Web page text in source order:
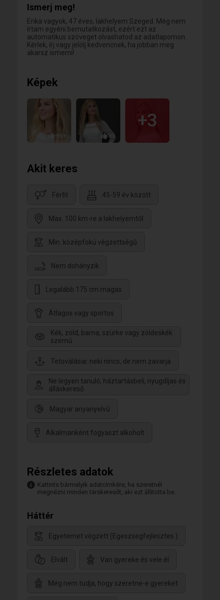
Ismerj meg!
Erika vagyok, 47 éves, lakhelyem Szeged. Még nem
írtam egyéni bemutatkozást, ezért ezt az
automatikus szöveget olvashatod az adatlapomon.
Kérlek, írj vagy jelölj kedvencnek, ha jobban meg
akarsz ismerni!
Képek
99+ 85
+3
Akit keres
Férfit 45-59 év között
Max. 100 km-re a lakhelyemtől
Min. középfokú végzettségű
Nem dohányzik
Legalább 175 cm magas
Átlagos vagy sportos
Kék, zöld, barna, szürke vagy zöldeskék
szemű
Tetoválásai: neki nincs, de nem zavarja
Ne legyen tanuló, háztartásbeli, nyugdíjas és
álláskereső
Magyar anyanyelvű
Alkalmanként fogyaszt alkoholt
Részletes adatok
Kattints bármelyik adatcímkére, ha szeretnél
megnézni minden társkeresőt, aki ezt állította be.
Háttér
Egyetemet végzett (Egeszsegfejlesztes.)
Elvált Van gyereke és vele él
Még nem tudja, hogy szeretne-e gyereket